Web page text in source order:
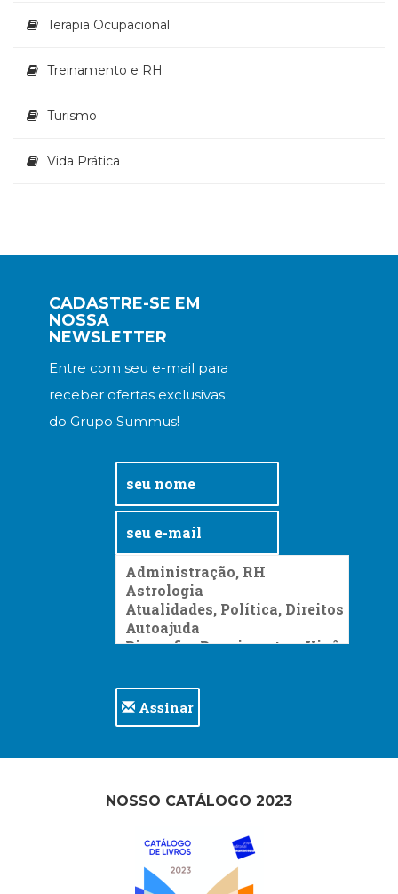
Terapia Ocupacional
Treinamento e RH
Turismo
Vida Prática
CADASTRE-SE EM
NOSSA
NEWSLETTER
Entre com seu e-mail para
receber ofertas exclusivas
do Grupo Summus!
Assinar
NOSSO CATÁLOGO 2023